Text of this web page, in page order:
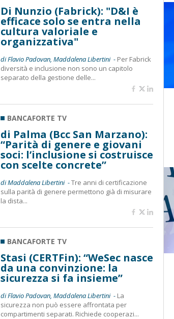
Di Nunzio (Fabrick): "D&I è
efficace solo se entra nella
cultura valoriale e
organizzativa"
di Flavio Padovan, Maddalena Libertini - Per Fabrick
diversità e inclusione non sono un capitolo
separato della gestione delle...
BANCAFORTE TV
di Palma (Bcc San Marzano):
“Parità di genere e giovani
soci: l’inclusione si costruisce
con scelte concrete”
di Maddalena Libertini -Tre anni di certificazione
sulla parità di genere permettono già di misurare
la dista...
BANCAFORTE TV
Stasi (CERTFin): “WeSec nasce
da una convinzione: la
sicurezza si fa insieme”
di Flavio Padovan, Maddalena Libertini - La
sicurezza non può essere affrontata per
compartimenti separati. Richiede cooperazi...